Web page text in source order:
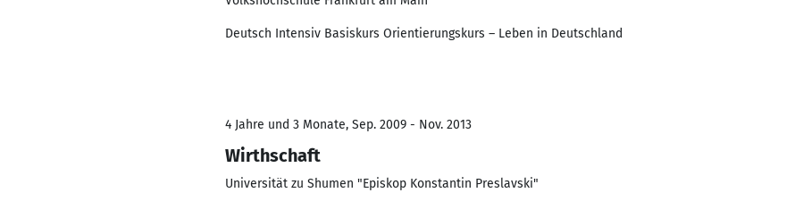
Deutsch Intensiv Basiskurs Orientierungskurs – Leben in Deutschland
4 Jahre und 3 Monate, Sep. 2009 - Nov. 2013
Wirthschaft
Universität zu Shumen "Episkop Konstantin Preslavski"